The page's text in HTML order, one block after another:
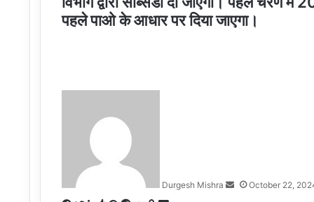
पहले पाओ के आधार पर दिया जाएगा।
Durgesh Mishra October 22,